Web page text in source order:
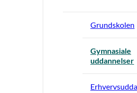
Grundskolen
Gymnasiale
uddannelser